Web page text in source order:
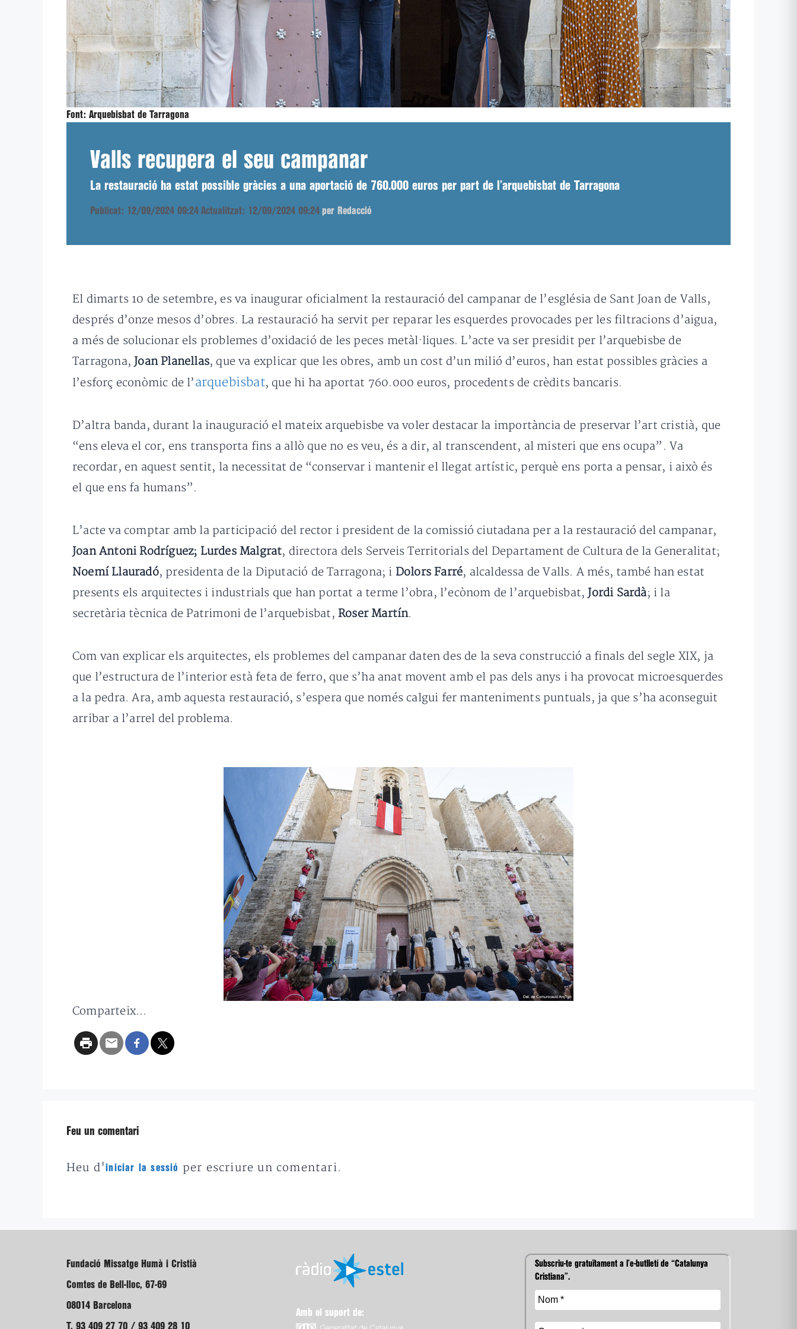
Font: Arquebisbat de Tarragona
Valls recupera el seu campanar
La restauració ha estat possible gràcies a una aportació de 760.000 euros per part de l’arquebisbat de Tarragona
Publicat: 12/09/2024 09:24 Actualitzat: 12/09/2024 09:24 per Redacció
El dimarts 10 de setembre, es va inaugurar oficialment la restauració del campanar de l’església de Sant Joan de Valls,
després d’onze mesos d’obres. La restauració ha servit per reparar les esquerdes provocades per les filtracions d’aigua,
a més de solucionar els problemes d’oxidació de les peces metàl·liques. L’acte va ser presidit per l’arquebisbe de
Tarragona, Joan Planellas, que va explicar que les obres, amb un cost d’un milió d’euros, han estat possibles gràcies a
l’esforç econòmic de l’arquebisbat, que hi ha aportat 760.000 euros, procedents de crèdits bancaris.
D’altra banda, durant la inauguració el mateix arquebisbe va voler destacar la importància de preservar l’art cristià, que
“ens eleva el cor, ens transporta fins a allò que no es veu, és a dir, al transcendent, al misteri que ens ocupa”. Va
recordar, en aquest sentit, la necessitat de “conservar i mantenir el llegat artístic, perquè ens porta a pensar, i això és
el que ens fa humans”.
L’acte va comptar amb la participació del rector i president de la comissió ciutadana per a la restauració del campanar,
Joan Antoni Rodríguez; Lurdes Malgrat, directora dels Serveis Territorials del Departament de Cultura de la Generalitat;
Noemí Llauradó, presidenta de la Diputació de Tarragona; i Dolors Farré, alcaldessa de Valls. A més, també han estat
presents els arquitectes i industrials que han portat a terme l’obra, l’ecònom de l’arquebisbat, Jordi Sardà; i la
secretària tècnica de Patrimoni de l’arquebisbat,Roser Martín.
Com van explicar els arquitectes, els problemes del campanar daten des de la seva construcció a finals del segle XIX, ja
que l’estructura de l’interior està feta de ferro, que s’ha anat movent amb el pas dels anys i ha provocat microesquerdes
a la pedra. Ara, amb aquesta restauració, s’espera que només calgui fer manteniments puntuals, ja que s’ha aconseguit
arribar a l’arrel del problema.
Comparteix...
Feu un comentari
Heu d'iniciar la sessió per escriure un comentari.
Fundació Missatge Humà i Cristià
Comtes de Bell-lloc, 67-69
08014 Barcelona
T. 93 409 27 70 / 93 409 28 10
Amb el suport de:
Subscriu-te gratuïtament a l’e-butlletí de “Catalunya
Cristiana”.